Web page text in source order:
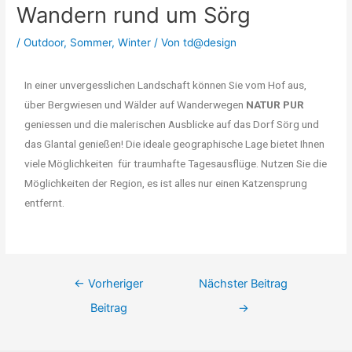
Wandern rund um Sörg
/Outdoor, Sommer,Winter / Vontd@design
In einer unvergesslichen Landschaft können Sie vom Hof aus,
über Bergwiesen und Wälder auf Wanderwegen NATUR PUR
geniessen und die malerischen Ausblicke auf das Dorf Sörg und
das Glantal genießen! Die ideale geographische Lage bietet Ihnen
viele Möglichkeiten für traumhafte Tagesausflüge. Nutzen Sie die
Möglichkeiten der Region, es ist alles nur einen Katzensprung
entfernt.
← Vorheriger
Beitrag
Nächster Beitrag
→